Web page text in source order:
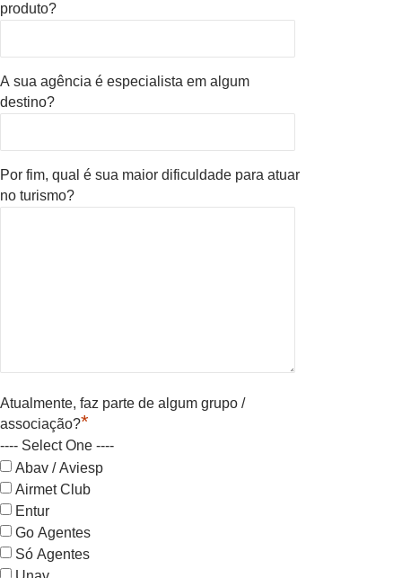
produto?
A sua agência é especialista em algum
destino?
Por fim, qual é sua maior dificuldade para atuar
no turismo?
Atualmente, faz parte de algum grupo /
associação?*
---- Select One ----
Abav / Aviesp
Airmet Club
Entur
Go Agentes
Só Agentes